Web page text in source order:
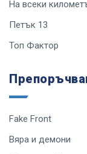
На всеки
Петък 13
Топ Фактор
Fake Front
Вяра и демони